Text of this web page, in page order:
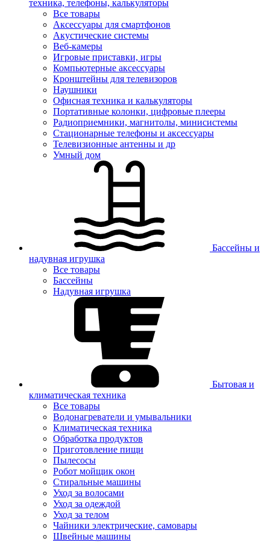
техника, телефоны, калькуляторы
Все товары
Аксессуары для смартфонов
Акустические системы
Веб-камеры
Игровые приставки, игры
Компьютерные аксессуары
Кронштейны для телевизоров
Наушники
Офисная техника и калькуляторы
Портативные колонки, цифровые плееры
Радиоприемники, магнитолы, минисистемы
Стационарные телефоны и аксессуары
Телевизионные антенны и др
Умный дом
Бассейны и
надувная игрушка
Все товары
Бассейны
Надувная игрушка
Бытовая и
климатическая техника
Все товары
Водонагреватели и умывальники
Климатическая техника
Обработка продуктов
Приготовление пищи
Пылесосы
Робот мойщик окон
Стиральные машины
Уход за волосами
Уход за одеждой
Уход за телом
Чайники электрические, самовары
Швейные машины